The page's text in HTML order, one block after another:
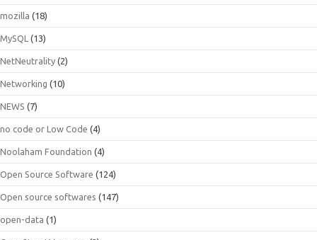
mozilla (18)
MySQL (13)
NetNeutrality (2)
Networking (10)
NEWS (7)
no code or Low Code (4)
Noolaham Foundation (4)
Open Source Software (124)
Open source softwares (147)
open-data (1)